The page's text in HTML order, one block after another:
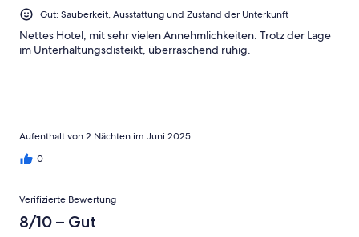
Gut: Sauberkeit, Ausstattung und Zustand der Unterkunft
Nettes Hotel, mit sehr vielen Annehmlichkeiten. Trotz der Lage
im Unterhaltungsdisteikt, überraschend ruhig.
Aufenthalt von 2 Nächten im Juni 2025
0
Verifizierte Bewertung
8/10 – Gut